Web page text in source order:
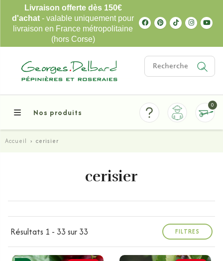
Livraison offerte dès 150€
d'achat - valable uniquement pour
livraison en France métropolitaine
(hors Corse)
Nos produits
0
Accueil › cerisier
cerisier
Résultats 1 - 33 sur 33 FILTRES